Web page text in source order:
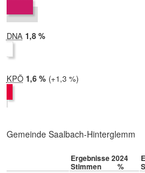
DNA 2024:
1,8 %
KPÖ 2024:
1,6 % Differenz:
+1,3 %
Gemeinde Saalbach-Hinterglemm
Ergebnisse 2024
Stimmen %